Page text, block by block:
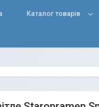
Каталог товарів